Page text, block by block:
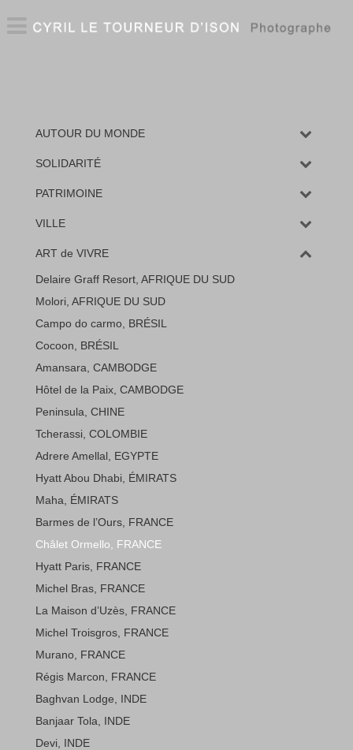
AUTOUR DU MONDE
SOLIDARITÉ
PATRIMOINE
VILLE
ART de VIVRE
Delaire Graff Resort, AFRIQUE DU SUD
Molori, AFRIQUE DU SUD
Campo do carmo, BRÉSIL
Cocoon, BRÉSIL
Amansara, CAMBODGE
Hôtel de la Paix, CAMBODGE
Peninsula, CHINE
Tcherassi, COLOMBIE
Adrere Amellal, EGYPTE
Hyatt Abou Dhabi, ÉMIRATS
Maha, ÉMIRATS
Barmes de l’Ours, FRANCE
Châlet Ormello, FRANCE
Hyatt Paris, FRANCE
Michel Bras, FRANCE
La Maison d’Uzès, FRANCE
Michel Troisgros, FRANCE
Murano, FRANCE
Régis Marcon, FRANCE
Baghvan Lodge, INDE
Banjaar Tola, INDE
Devi, INDE